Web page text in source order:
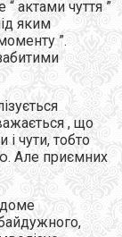
“ актами чуття ”
яким
”.
, що
і чути, тобто
Але приємних